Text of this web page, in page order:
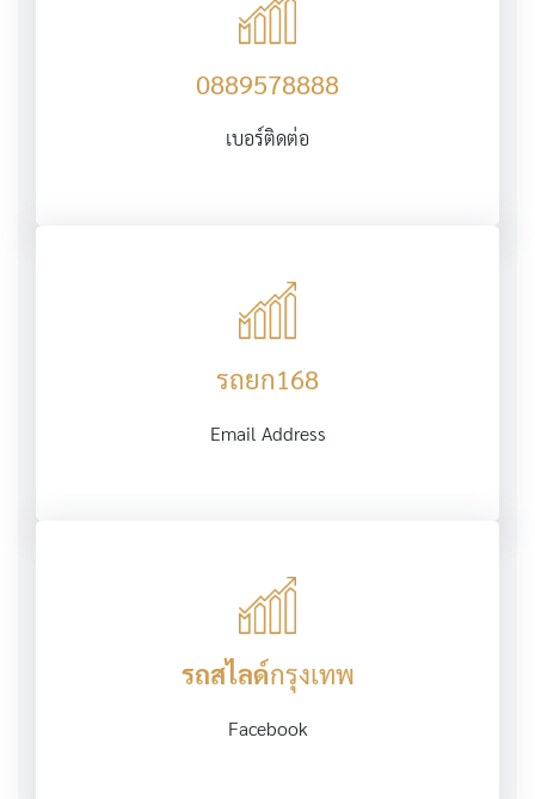
0889578888
เบอร์ติดต่อ
รถยก168
Email Address
รถสไลด์กรุงเทพ
Facebook